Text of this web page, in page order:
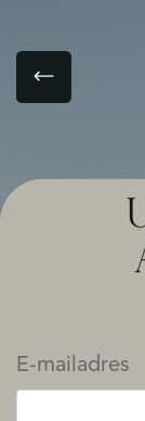
E-mailadres